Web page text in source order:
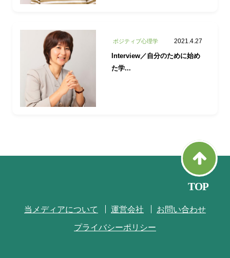
ポジティブ心理学 2021.4.27
Interview／自分のために始め
た学...
当メディアについて 運営会社
お問い合わせ
プライバシーポリシー